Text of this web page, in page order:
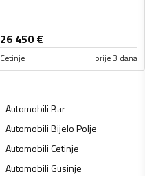
26 450€
Cetinje prije 3 dana
AutomobiliBar
AutomobiliBijelo Polje
AutomobiliCetinje
AutomobiliGusinje